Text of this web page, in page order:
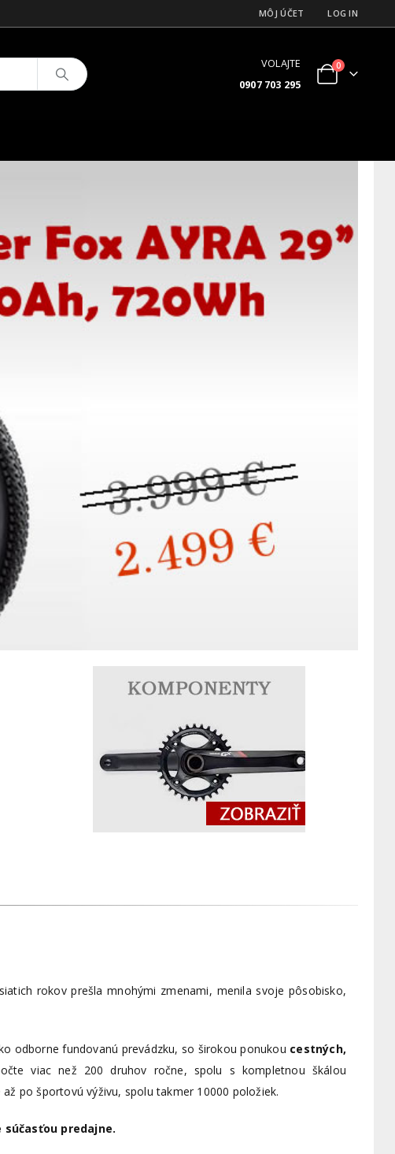
MÔJ ÚČET LOG IN
VOLAJTE
0907 703 295
0
rokov prešla mnohými zmenami, menila svoje pôsobisko,
odborne fundovanú prevádzku, so širokou ponukou cestných,
viac než 200 druhov ročne, spolu s kompletnou škálou
po športovú výživu, spolu takmer 10000 položiek.
predajne.